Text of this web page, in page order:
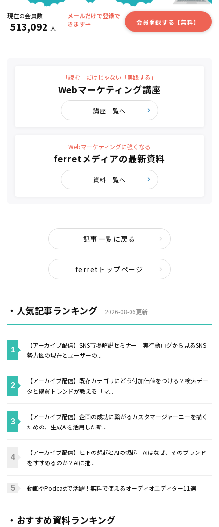
現在の会員数
513,092 人
メールだけで登録で
きます→
会員登録する【無料】
「読む」だけじゃない「実践する」
Webマーケティング講座
講座一覧へ
Webマーケティングに強くなる
ferretメディアの最新資料
資料一覧へ
記事一覧に戻る
ferretトップページ
・人気記事ランキング 2026-08-06更新
【アーカイブ配信】SNS市場解説セミナー｜実行動ログから見るSNS
勢力図の現在とユーザーの...
【アーカイブ配信】既存カテゴリにどう付加価値をつける？検索デー
タと購買トレンドが教える「マ...
【アーカイブ配信】企画の成功に繋がるカスタマージャーニーを描く
ための、生成AIを活用した新...
【アーカイブ配信】ヒトの想起とAIの想起｜AIはなぜ、そのブランド
をすすめるのか？AIに推...
動画やPodcastで活躍！無料で使えるオーディオエディター11選
・おすすめ資料ランキング